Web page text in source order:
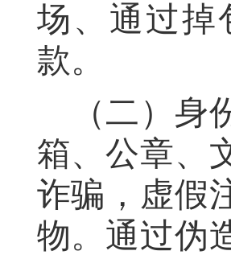
场、通过掉
款。
（二）
箱、公章、
诈骗，虚假
物。通过伪